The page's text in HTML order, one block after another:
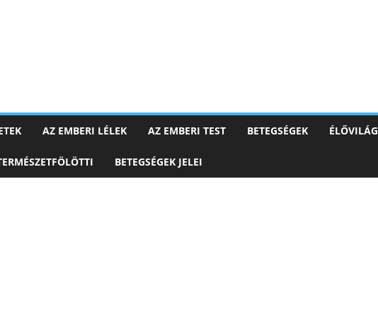
AZ EMBERI LÉLEK AZ EMBERI TEST BETEGSÉGEK ÉLŐVILÁG
BETEGSÉGEK JELEI